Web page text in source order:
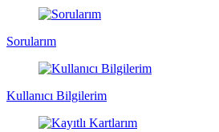
Sorularım
Kullanıcı Bilgilerim